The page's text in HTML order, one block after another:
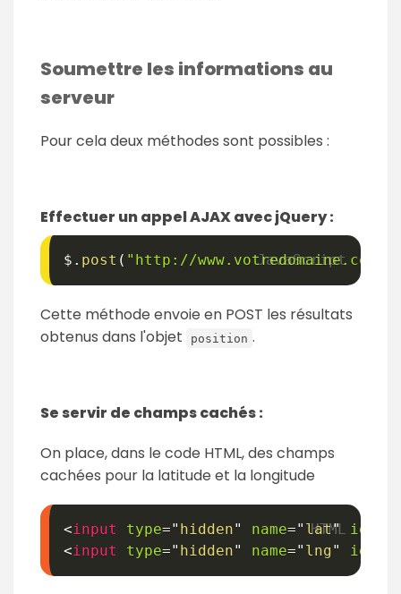
Soumettre les informations au
serveur
Pour cela deux méthodes sont possibles :
Effectuer un appel AJAX avec jQuery :
$ . post ( "http://www.votredomaine.com/
Cette méthode envoie en POST les résultats
obtenus dans l'objet
position .
Se servir de champs cachés :
On place, dans le code HTML, des champs
cachées pour la latitude et la longitude
<input type=" hidden" name=" lat" id
<input type=" hidden" name=" lng" id